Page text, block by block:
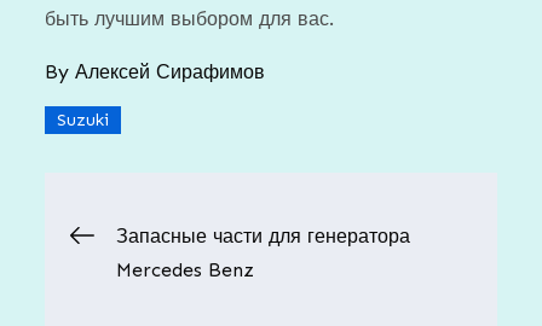
быть лучшим выбором для вас.
ByАлексей Сирафимов
Suzuki
Навигация
Запасные части для генератора
Mercedes Benz